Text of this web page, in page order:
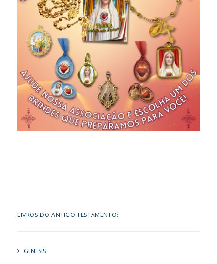
LIVROS DO ANTIGO TESTAMENTO:
GÊNESIS